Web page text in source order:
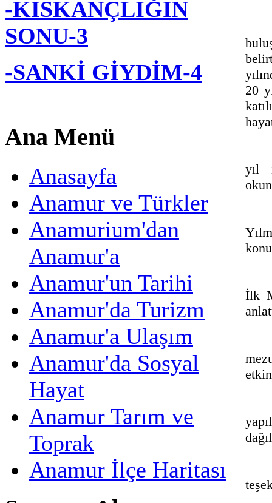
-KISKANÇLIĞIN
SONU-3
-SANKİ GİYDİM-4
Ana Menü
Anasayfa
Anamur ve Türkler
Anamurium'dan
Anamur'a
Anamur'un Tarihi
Anamur'da Turizm
Anamur'a Ulaşım
Anamur'da Sosyal
Hayat
Anamur Tarım ve
Toprak
Anamur İlçe Haritası
20
yıl
İlk